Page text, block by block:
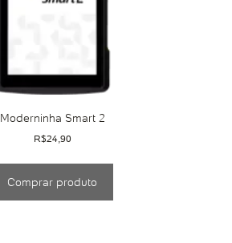
Moderninha Smart 2
R$24,90
Comprar produto